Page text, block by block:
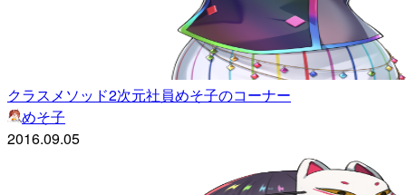
クラスメソッド2次元社員めそ子のコーナー
めそ子
2016.09.05